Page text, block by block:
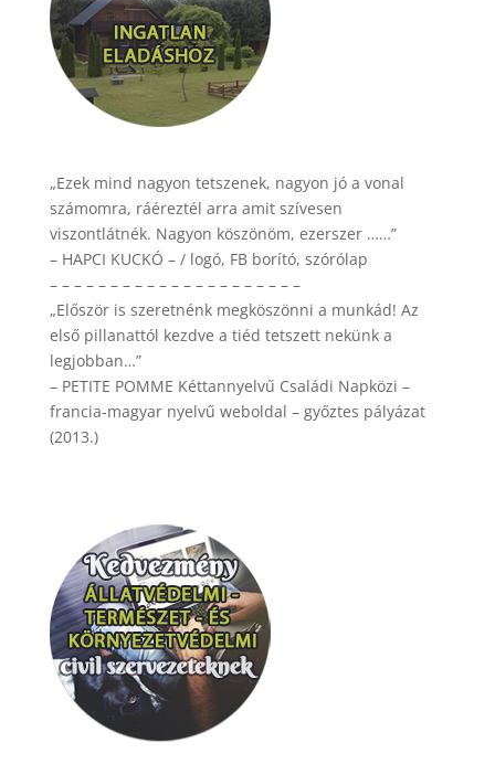
„Ezek mind nagyon tetszenek, nagyon jó a vonal
számomra, ráéreztél arra amit szívesen
viszontlátnék. Nagyon köszönöm, ezerszer ……”
– HAPCI KUCKÓ – / logó, FB borító, szórólap
– – – – – – – – – – – – – – – – – – – – –
„Először is szeretnénk megköszönni a munkád! Az
első pillanattól kezdve a tiéd tetszett nekünk a
legjobban…”
– PETITE POMME Kéttannyelvű Családi Napközi –
francia-magyar nyelvű weboldal – győztes pályázat
(2013.)